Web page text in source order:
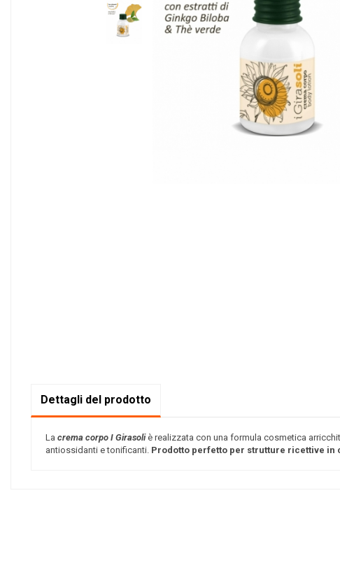
Dettagli del prodotto
La crema corpo I Girasoliè realizzata con una formula cosmetica
antiossidanti e tonificanti. Prodotto perfetto per strutture ricettive in